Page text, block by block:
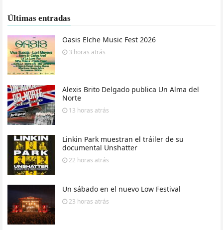
Últimas entradas
Oasis Elche Music Fest 2026
3 horas atrás
Alexis Brito Delgado publica Un Alma del
Norte
13 horas atrás
Linkin Park muestran el tráiler de su
documental Unshatter
22 horas atrás
Un sábado en el nuevo Low Festival
23 horas atrás